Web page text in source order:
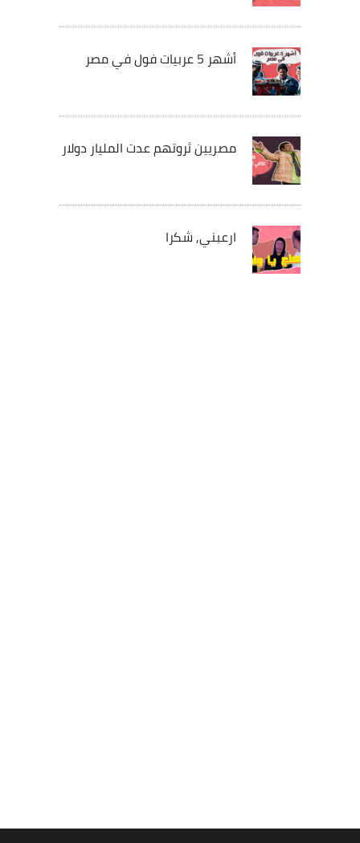
أشهر 5 عربيات فول في مصر
مصريين ثروتهم عدت المليار دولار
ارعبني, شكرا